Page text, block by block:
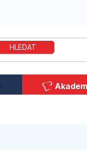
HLEDAT